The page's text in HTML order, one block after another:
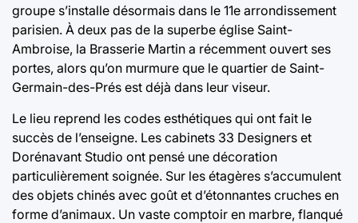
groupe s’installe désormais dans le 11e arrondissement
parisien. À deux pas de la superbe église Saint-
Ambroise, la Brasserie Martin a récemment ouvert ses
portes, alors qu’on murmure que le quartier de Saint-
Germain-des-Prés est déjà dans leur viseur.
Le lieu reprend les codes esthétiques qui ont fait le
succès de l’enseigne. Les cabinets 33 Designers et
Dorénavant Studio ont pensé une décoration
particulièrement soignée. Sur les étagères s’accumulent
des objets chinés avec goût et d’étonnantes cruches en
forme d’animaux. Un vaste comptoir en marbre, flanqué